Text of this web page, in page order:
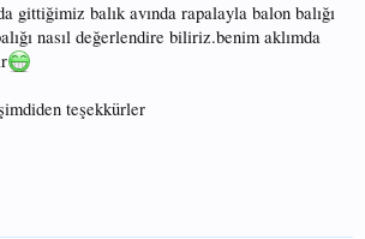
gittiğimiz balık avında rapalayla balon balığı
nasıl değerlendire biliriz.benim aklımda
teşekkürler